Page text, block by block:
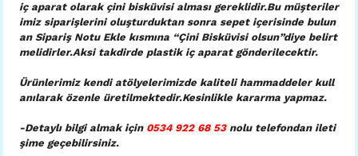
iç aparat olarak çini bisküvisi alması gereklidir.Bu müşteriler
imiz siparişlerini oluşturduktan sonra sepet içerisinde bulun
an Sipariş Notu Ekle kısmına “Çini Bisküvisi olsun”diye belirt
melidirler.Aksi takdirde plastik iç aparat gönderilecektir.
Ürünlerimiz kendi atölyelerimizde kaliteli hammaddeler kull
anılarak özenle üretilmektedir.Kesinlikle kararma yapmaz.
-Detaylı bilgi almak için 0534 922 68 53nolu telefondan ileti
şime geçebilirsiniz.